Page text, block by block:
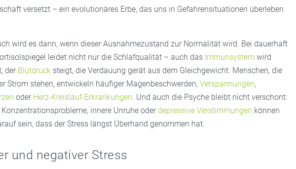
versetzt – ein evolutionäres Erbe, das uns in Gefahrensituationen überleben
wird es dann, wenn dieser Ausnahmezustand zur Normalität wird. Bei dauerhaft
leidet nicht nur die Schlafqualität – auch das Immunsystem wird
der Blutdrucksteigt, die Verdauung gerät aus dem Gleichgewicht. Menschen, die
Strom stehen, entwickeln häufiger Magenbeschwerden, Verspannungen,
oder Herz-Kreislauf-Erkrankungen. Und auch die Psyche bleibt nicht verschont:
Konzentrationsprobleme, innere Unruhe oder depressive Verstimmungen können
sein, dass der Stress längst Überhand genommen hat.
und negativer Stress